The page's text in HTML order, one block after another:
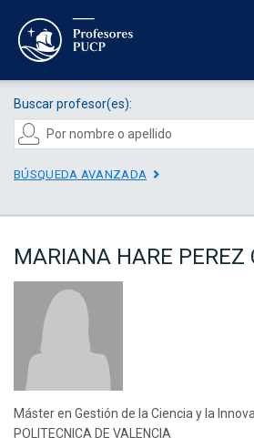
Buscar profesor(es):
BÚSQUEDA AVANZADA
MARIANA HARE PEREZ
Máster en Gestión de la Ciencia y la
POLITECNICA DE VALENCIA